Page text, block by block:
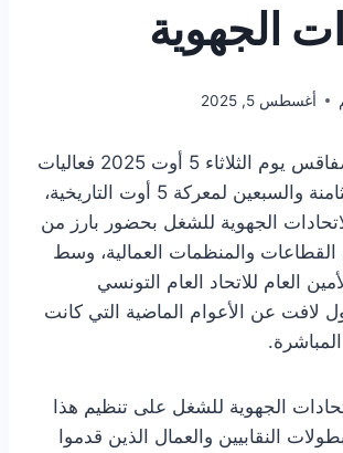
الجهوية
أغسطس 5, 2025
شهدت مدينة صفاقس يوم الثلاثاء 5 أوت 2025 فعاليات
إحياء الذكرى الثامنة والسبعين لمعركة 5 أوت التاريخية،
الجهوية للشغل بحضور بارز من
والمنظمات العمالية، وسط
العام للاتحاد العام التونسي
لافت عن الأعوام الماضية التي كانت
الجهوية للشغل على تنظيم هذا
النقابيين والعمال الذين قدموا